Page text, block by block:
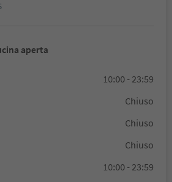
aperta
10:00 - 23:59
Chiuso
Chiuso
Chiuso
10:00 - 23:59